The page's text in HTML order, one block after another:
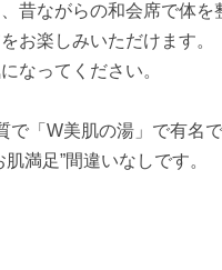
昔ながらの和会席で体を
お楽しみいただけます。
なってください。
で「W美肌の湯」で有名
満足”間違いなしです。